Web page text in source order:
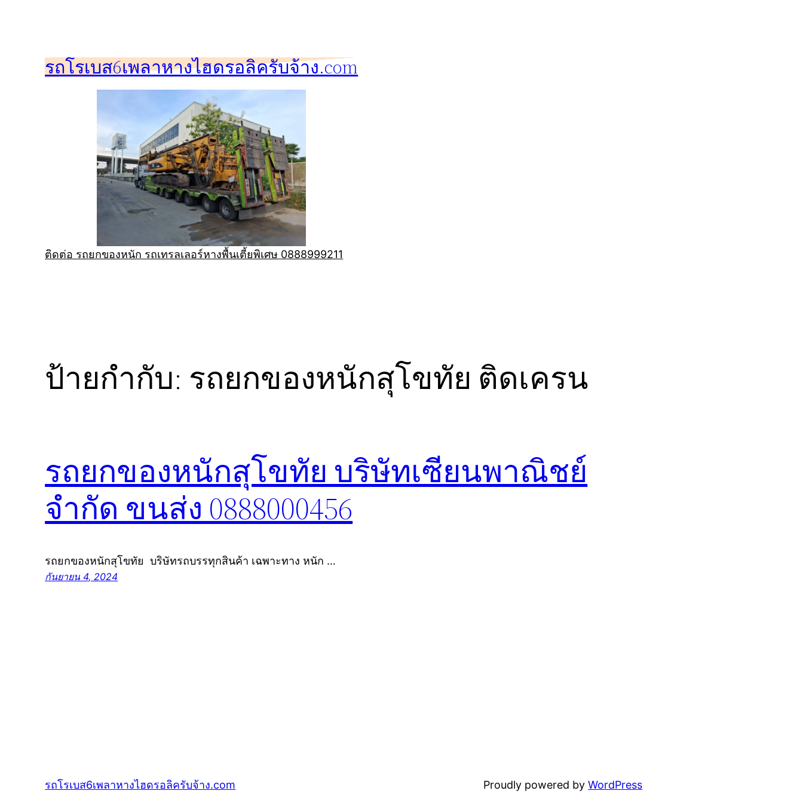
รถโรเบส6เพลาหางไฮดรอลิครับจ้าง.com
ติดต่อ รถยกของหนัก รถเทรลเลอร์หางพื้นเตี้ยพิเศษ 0888999211
ป้ายกำกับ: รถยกของหนักสุโขทัย ติดเครน
รถยกของหนักสุโขทัย บริษัทเซียนพาณิชย์
จำกัด ขนส่ง 0888000456
รถยกของหนักสุโขทัย บริษัทรถบรรทุกสินค้า เฉพาะทาง หนัก …
กันยายน 4, 2024
รถโรเบส6เพลาหางไฮดรอลิครับจ้าง.com Proudly powered byWordPress